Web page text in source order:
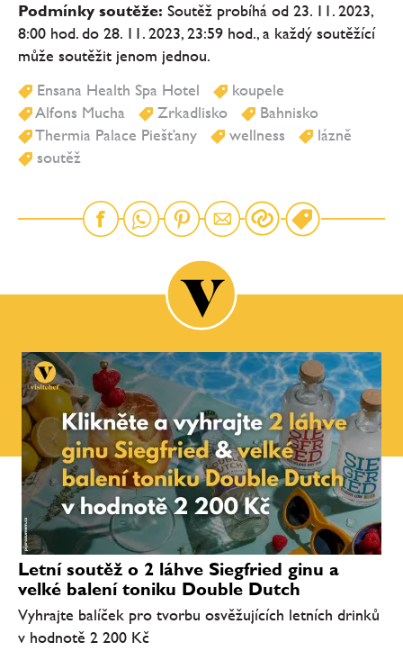
Podmínky soutěže: Soutěž probíhá od 23. 11. 2023,
8:00 hod. do 28. 11. 2023, 23:59 hod., a každý soutěžící
může soutěžit jenom jednou.
Ensana Health Spa Hotel
koupele
Alfons Mucha
Zrkadlisko
Bahnisko
Thermia Palace Piešťany
wellness
lázně
soutěž
Letní soutěž o 2 láhve Siegfried ginu a
velké balení toniku Double Dutch
Vyhrajte balíček pro tvorbu osvěžujících letních drinků
v hodnotě 2 200 Kč